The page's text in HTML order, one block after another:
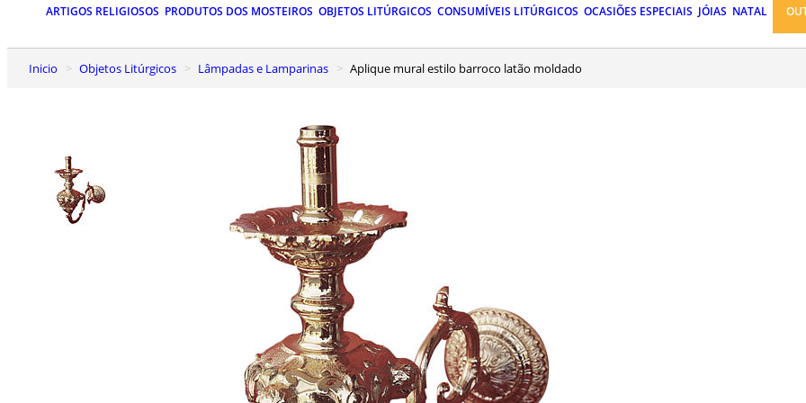
ARTIGOS RELIGIOSOS PRODUTOS DOS MOSTEIROS OBJETOS LITÚRGICOS CONSUMÍVEIS LITÚRGICOS OCASIÕES ESPECIAIS JÓIAS NATAL
Inicio Objetos Litúrgicos Lâmpadas e Lamparinas Aplique mural estilo barroco latão moldado